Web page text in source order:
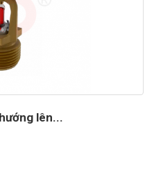
lên...